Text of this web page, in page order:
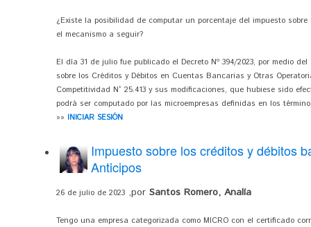
¿Existe la posibilidad de computar un porcentaje del impuesto
el mecanismo a seguir?
El día 31 de julio fue publicado el Decreto Nº 394/2023, por medio
sobre los Créditos y Débitos en Cuentas Bancarias y Otras
Competitividad N° 25.413 y sus modificaciones, que hubiese sido
podrá ser computado por las microempresas definidas en los
»» INICIAR SESIÓN
Impuesto sobre los créditos y débitos
Anticipos
26 de julio de 2023 ,por Santos Romero, Analía
Tengo una empresa categorizada como MICRO con el certificado